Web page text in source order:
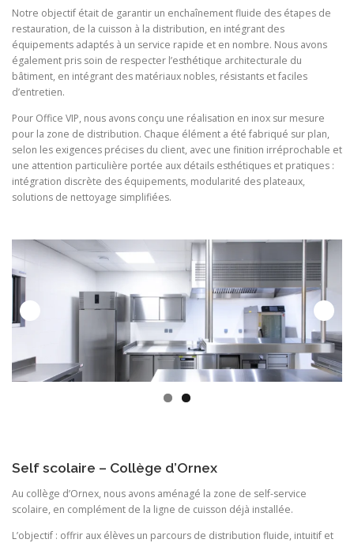
Notre objectif était de garantir un enchaînement fluide des étapes de
restauration, de la cuisson à la distribution, en intégrant des
équipements adaptés à un service rapide et en nombre. Nous avons
également pris soin de respecter l’esthétique architecturale du
bâtiment, en intégrant des matériaux nobles, résistants et faciles
d’entretien.
Pour Office VIP, nous avons conçu une réalisation en inox sur mesure
pour la zone de distribution. Chaque élément a été fabriqué sur plan,
selon les exigences précises du client, avec une finition irréprochable et
une attention particulière portée aux détails esthétiques et pratiques :
intégration discrète des équipements, modularité des plateaux,
solutions de nettoyage simplifiées.
Self scolaire – Collège d’Ornex
Au collège d’Ornex, nous avons aménagé la zone de self-service
scolaire, en complément de la ligne de cuisson déjà installée.
L’objectif : offrir aux élèves un parcours de distribution fluide, intuitif et